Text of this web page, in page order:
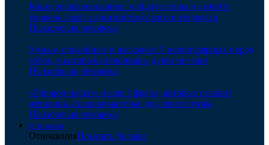
Конкурс правописания: найдите слова и узнайте
уровень своего лингвистического интеллекта
Психология человека
Умные, спокойные и ласковые: 5 непопулярных пород
собак, в которых ветеринары души не чают
Психология человека
«Где мои носки» и еще 3 фразы, которые слышит
женщина, ставшая матерью для своего мужа
Психология человека
Отношения
ОтношенияПоказать больше